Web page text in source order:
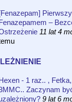
–
11 lat 4
- 1 raz.. , Fetka,
Zaczynam
9 lat 6